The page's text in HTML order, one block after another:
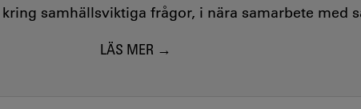
samhällsviktiga frågor, i nära samarbete med
LÄS MER